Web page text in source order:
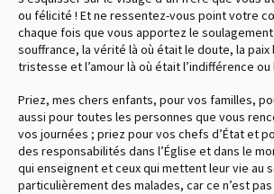
ou félicité ! Et ne ressentez-vous point votre
chaque fois que vous apportez le
souffrance, la vérité là où était le doute, la paix
tristesse et l’amour là où était l’indifférence ou
Priez, mes chers enfants, pour vos familles,
aussi pour toutes les personnes que vous
vos journées ; priez pour vos chefs d’État et
des responsabilités dans l’Église et dans le
qui enseignent et ceux qui mettent leur vie au
particulièrement des malades, car ce n’est